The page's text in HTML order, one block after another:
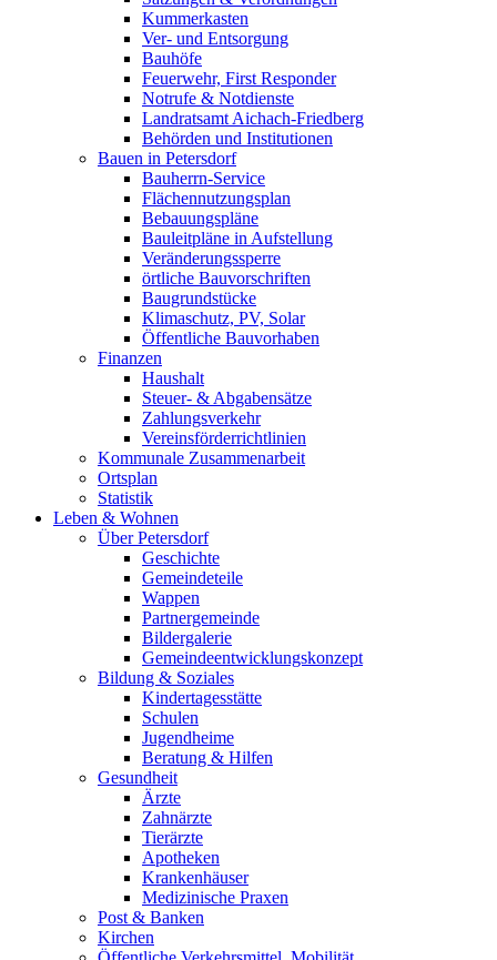
Kummerkasten
Ver- und Entsorgung
Bauhöfe
Feuerwehr, First Responder
Notrufe & Notdienste
Landratsamt Aichach-Friedberg
Behörden und Institutionen
Bauen in Petersdorf
Bauherrn-Service
Flächennutzungsplan
Bebauungspläne
Bauleitpläne in Aufstellung
Veränderungssperre
örtliche Bauvorschriften
Baugrundstücke
Klimaschutz, PV, Solar
Öffentliche Bauvorhaben
Finanzen
Haushalt
Steuer- & Abgabensätze
Zahlungsverkehr
Vereinsförderrichtlinien
Kommunale Zusammenarbeit
Ortsplan
Statistik
Leben & Wohnen
Über Petersdorf
Geschichte
Gemeindeteile
Wappen
Partnergemeinde
Bildergalerie
Gemeindeentwicklungskonzept
Bildung & Soziales
Kindertagesstätte
Schulen
Jugendheime
Beratung & Hilfen
Gesundheit
Ärzte
Zahnärzte
Tierärzte
Apotheken
Krankenhäuser
Medizinische Praxen
Post & Banken
Kirchen